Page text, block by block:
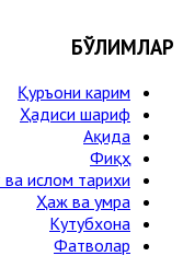
БЎЛИМЛАР
Қуръони карим
Ҳадиси шариф
Ақида
Фиқҳ
ва ислом тарихи
Ҳаж ва умра
Кутубхона
Фатволар